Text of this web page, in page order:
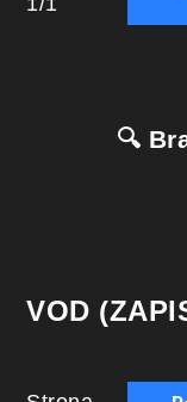
🔍
VOD